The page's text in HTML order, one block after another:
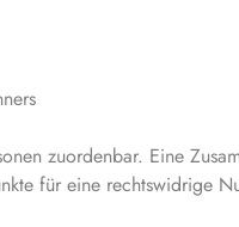
zuordenbar. Eine
für eine rechtswidrige